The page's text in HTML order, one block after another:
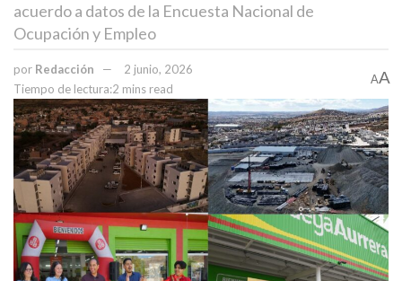
acuerdo a datos de la Encuesta Nacional de
Ocupación y Empleo
por Redacción
2 junio, 2026
Tiempo de lectura:2 mins read
AA